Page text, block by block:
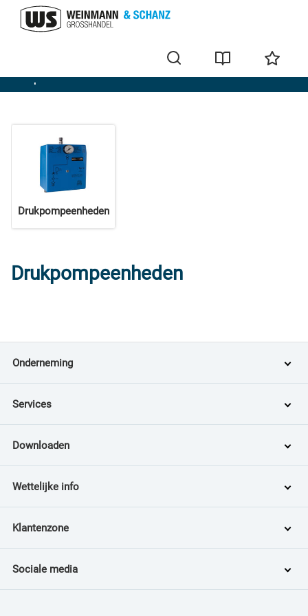
Olieproductie-eenheden
Drukpompeenheden
Drukpompeenheden
Onderneming
Services
Downloaden
Wettelijke info
Klantenzone
Sociale media